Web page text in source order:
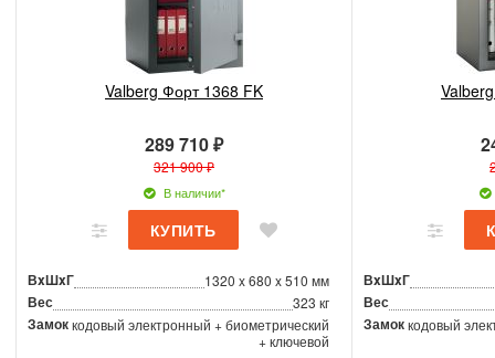
Valberg Форт 1368 FK
289 710 ₽
321 900 ₽
В наличии*
ВxШxГ 1320 x 680 x 510 мм
Вес 323 кг
Замоккодовый электронный + биометрический
+ ключевой
ВxШxГ
Вес
Замоккодовый